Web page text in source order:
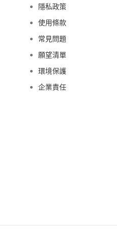
隱私政策
使用條款
常見問題
願望清單
環境保護
企業責任